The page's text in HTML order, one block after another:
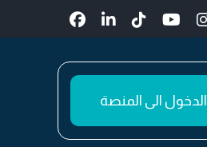
الدخول الى المنصة